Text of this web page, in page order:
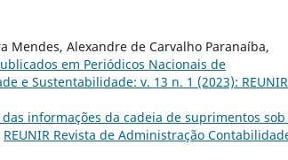
Mendes, Alexandre de Carvalho Paranaíba,
em Periódicos Nacionais de
e Sustentabilidade: v. 13 n. 1 (2023):
das informações da cadeia de suprimentos sob
REUNIR Revista de Administração